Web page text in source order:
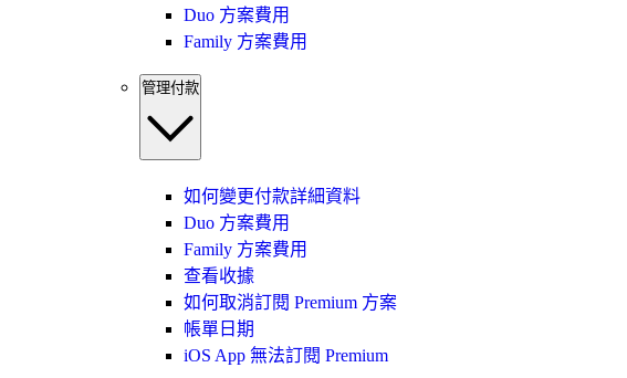
Duo 方案費用
Family 方案費用
管理付款
如何變更付款詳細資料
Duo 方案費用
Family 方案費用
查看收據
如何取消訂閱 Premium 方案
帳單日期
iOS App 無法訂閱 Premium